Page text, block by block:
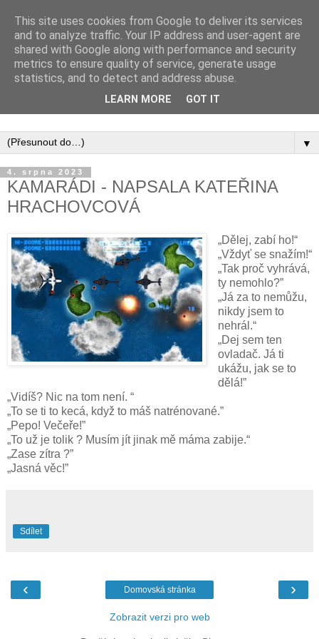
Inspirujte se tím, co píší posluchači kurzů a co se na nich
▼
4. srpna 2023
KAMARÁDI - NAPSALA KATEŘINA
HRACHOVCOVÁ
„Dělej, zabí ho!“
„Vždyť se snažím!“
„Tak proč vyhrává,
ty nemohlo?”
„Já za to nemůžu,
nikdy jsem to
nehrál.“
„Dej sem ten
ovladač. Já ti
ukážu, jak se to
dělá!”
„Vidíš? Nic na tom není. “
„To se ti to kecá, když to máš natrénované.”
„Pepo! Večeře!”
„To už je tolik ? Musím jít jinak mě máma zabije.“
„Zase zítra ?”
„Jasná věc!”
Sdílet
‹ ›
Domovská stránka
Zobrazit verzi pro web
This site uses cookies from Google to deliver its services
and to analyze traffic. Your IP address and user-agent are
shared with Google along with performance and security
metrics to ensure quality of service, generate usage
statistics, and to detect and address abuse.
LEARN MORE GOT IT